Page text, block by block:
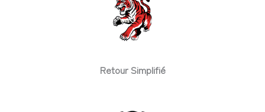
Retour Simplifié